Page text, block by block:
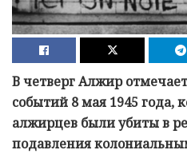
В четверг Алжир
событий 8 мая 1945 года,
алжирцев были убиты в
подавления